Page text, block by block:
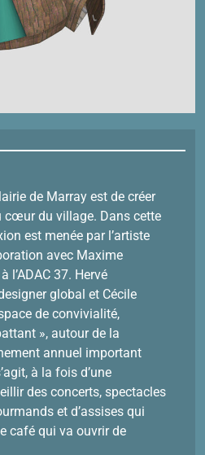
de Marray est de créer
cœur du village. Dans cette
est menée par l’artiste
avec Maxime
l’ADAC 37. Hervé
global et Cécile
de convivialité,
», autour de la
annuel important
à la fois d’une
des concerts, spectacles
et d’assises qui
café qui va ouvrir de